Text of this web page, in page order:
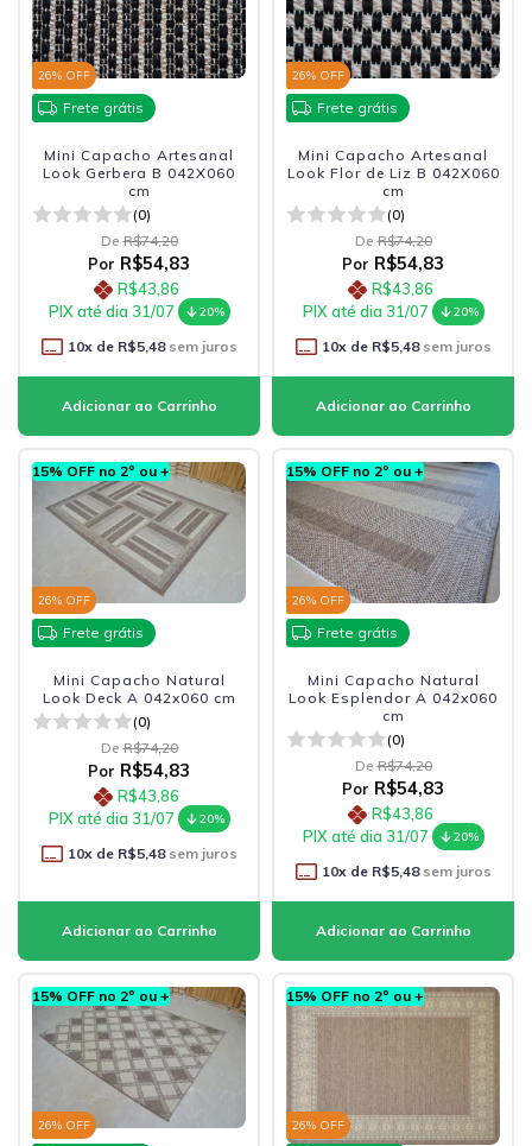
26% OFF
Frete grátis
Mini Capacho Artesanal
Look Gerbera B 042X060
cm
(0)
De R$74,20
Por R$54,83
R$43,86
PIX até dia 31/07
20%
10x de R$5,48sem juros
26% OFF
Frete grátis
Mini Capacho Artesanal
Look Flor de Liz B 042X060
cm
(0)
De R$74,20
Por R$54,83
R$43,86
PIX até dia 31/07
20%
10x de R$5,48sem juros
15% OFF no 2º ou +
26% OFF
Frete grátis
Mini Capacho Natural
Look Deck A 042x060 cm
(0)
De R$74,20
Por R$54,83
R$43,86
PIX até dia 31/07
20%
10x de R$5,48sem juros
15% OFF no 2º ou +
26% OFF
Frete grátis
Mini Capacho Natural
Look Esplendor A 042x060
cm
(0)
De R$74,20
Por R$54,83
R$43,86
PIX até dia 31/07
20%
10x de R$5,48sem juros
15% OFF no 2º ou +
26% OFF
15% OFF no 2º ou +
26% OFF